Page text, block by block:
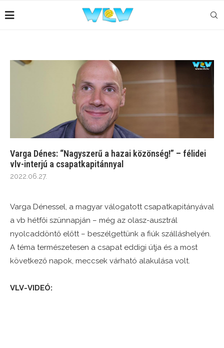
Varga Dénes: “Nagyszerű a hazai közönség!” – félidei
vlv-interjú a csapatkapitánnyal
2022.06.27.
Varga Dénessel, a magyar válogatott csapatkapitányával
a vb hétfői szünnapján – még az olasz-ausztrál
nyolcaddöntő előtt – beszélgettünk a fiúk szálláshelyén.
A téma természetesen a csapat eddigi útja és a most
következő napok, meccsek várható alakulása volt.
VLV-VIDEÓ: